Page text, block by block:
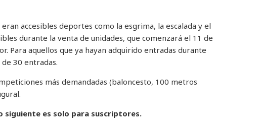
accesibles deportes como la esgrima, la escalada y el
durante la venta de unidades, que comenzará el 11 de
Para aquellos que ya hayan adquirido entradas durante
30 entradas.
más demandadas (baloncesto, 100 metros
siguiente es solo para suscriptores.